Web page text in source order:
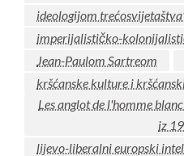
ideologijom
imperijalističko-
Jean-Paulom Sartreom
kršćanske kulture i
Les anglot de l'homme
iz
lijevo-liberalni europski